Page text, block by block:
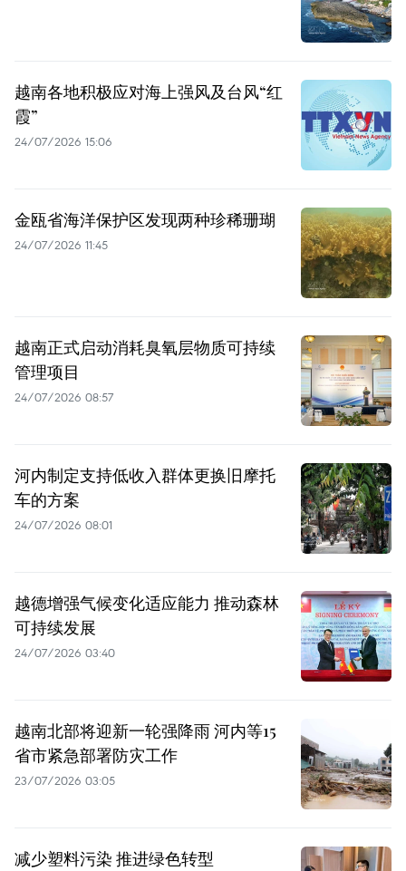
越南各地积极应对海上强风及台风“红
霞”
24/07/2026 15:06
金瓯省海洋保护区发现两种珍稀珊瑚
24/07/2026 11:45
越南正式启动消耗臭氧层物质可持续
管理项目
24/07/2026 08:57
河内制定支持低收入群体更换旧摩托
车的方案
24/07/2026 08:01
越德增强气候变化适应能力 推动森林
可持续发展
24/07/2026 03:40
越南北部将迎新一轮强降雨 河内等15
省市紧急部署防灾工作
23/07/2026 03:05
减少塑料污染 推进绿色转型